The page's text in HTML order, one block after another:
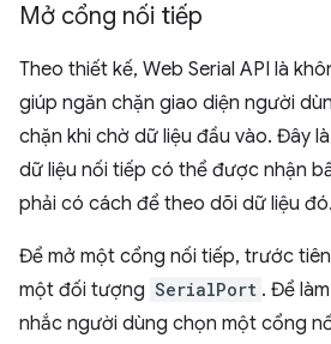
Mở cổng nối tiếp
Theo thiết kế, Web Serial API là
giúp ngăn chặn giao diện người
chặn khi chờ dữ liệu đầu vào. Đây
dữ liệu nối tiếp có thể được nhận
phải có cách để theo dõi dữ liệu đó.
Để mở một cổng nối tiếp, trước
một đối tượng SerialPort . Để
nhắc người dùng chọn một cổng